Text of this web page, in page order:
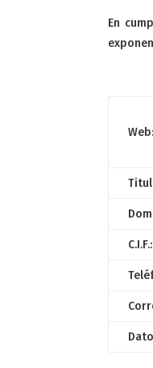
En
Web:
C.I.F.: